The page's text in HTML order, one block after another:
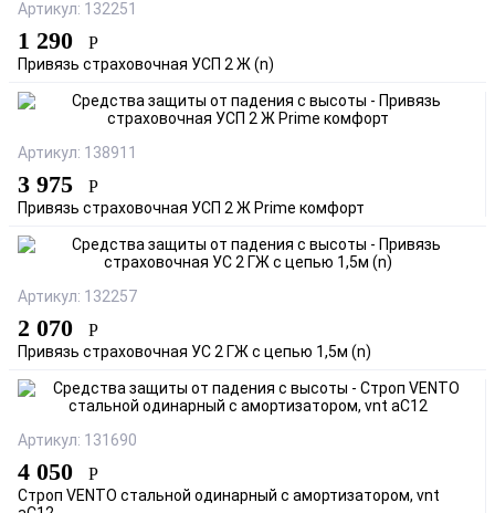
Артикул: 132251
1 290 Р
Привязь страховочная УСП 2 Ж (n)
Артикул: 138911
3 975 Р
Привязь страховочная УСП 2 Ж Prime комфорт
Артикул: 132257
2 070 Р
Привязь страховочная УС 2 ГЖ с цепью 1,5м (n)
Артикул: 131690
4 050 Р
Строп VENTO стальной одинарный с амортизатором, vnt